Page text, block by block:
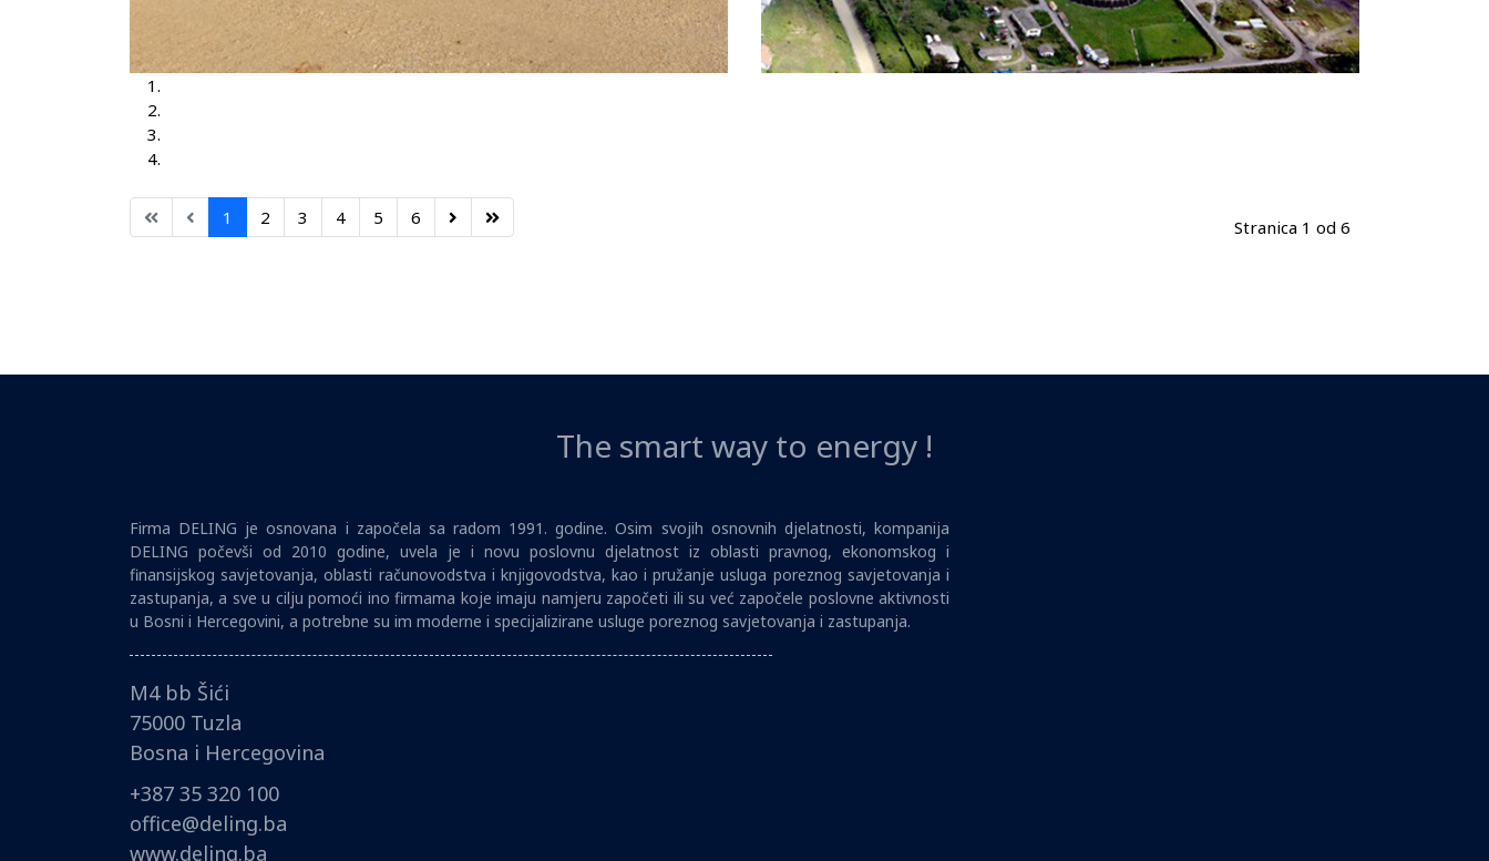
Stranica 1 od 6
1 2 3 4 5 6
The smart way to energy !
Firma DELING je osnovana i započela sa radom 1991. godine. Osim svojih osnovnih djelatnosti, kompanija
DELING počevši od 2010 godine, uvela je i novu poslovnu djelatnost iz oblasti pravnog, ekonomskog i
finansijskog savjetovanja, oblasti računovodstva i knjigovodstva, kao i pružanje usluga poreznog savjetovanja i
zastupanja, a sve u cilju pomoći ino firmama koje imaju namjeru započeti ili su već započele poslovne aktivnosti
u Bosni i Hercegovini, a potrebne su im moderne i specijalizirane usluge poreznog savjetovanja i zastupanja.
M4 bb Šići
75000 Tuzla
Bosna i Hercegovina
+387 35 320 100
office@deling.ba
www.deling.ba